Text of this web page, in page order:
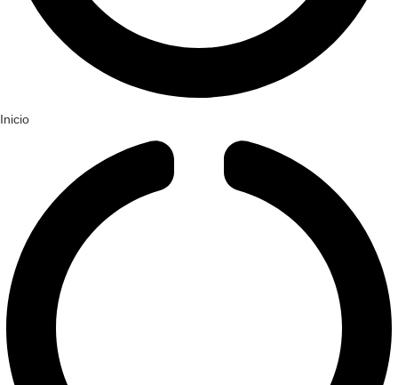
Inicio